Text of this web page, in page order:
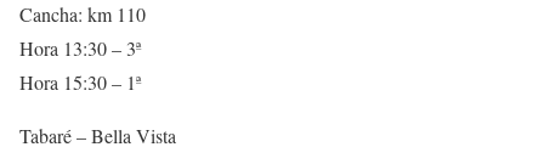
Cancha: km 110
Hora 13:30 – 3ª
Hora 15:30 – 1ª
Tabaré – Bella Vista